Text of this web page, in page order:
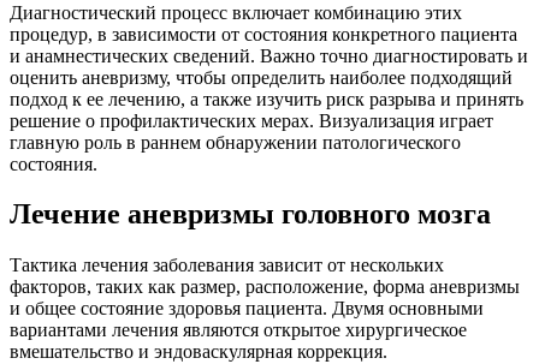
Диагностический процесс включает комбинацию этих
процедур, в зависимости от состояния конкретного пациента
и анамнестических сведений. Важно точно диагностировать и
оценить аневризму, чтобы определить наиболее подходящий
подход к ее лечению, а также изучить риск разрыва и принять
решение о профилактических мерах. Визуализация играет
главную роль в раннем обнаружении патологического
состояния.
Лечение аневризмы головного мозга
Тактика лечения заболевания зависит от нескольких
факторов, таких как размер, расположение, форма аневризмы
и общее состояние здоровья пациента. Двумя основными
вариантами лечения являются открытое хирургическое
вмешательство и эндоваскулярная коррекция.